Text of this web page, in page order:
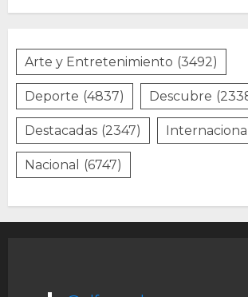
Arte y Entretenimiento (3492)
Deporte (4837) Descubre
Destacadas (2347) Internacional
Nacional (6747)